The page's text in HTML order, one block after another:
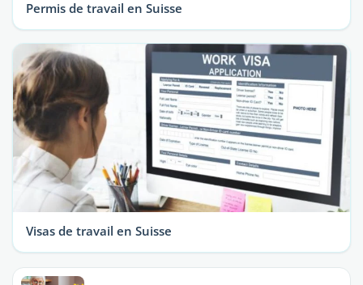
Permis de travail en Suisse
Visas de travail en Suisse